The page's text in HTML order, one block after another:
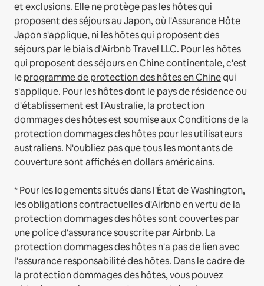
et exclusions. Elle ne protège pas les hôtes qui
proposent des séjours au Japon, où l'Assurance Hôte
Japons'applique, ni les hôtes qui proposent des
séjours par le biais d'Airbnb Travel LLC. Pour les hôtes
qui proposent des séjours en Chine continentale, c'est
leprogramme de protection des hôtes en Chinequi
s'applique. Pour les hôtes dont le pays de résidence ou
d'établissement est l'Australie, la protection
dommages des hôtes est soumise auxConditions de la
protection dommages des hôtes pour les utilisateurs
australiens. N'oubliez pas que tous les montants de
couverture sont affichés en dollars américains.
* Pour les logements situés dans l'État de Washington,
les obligations contractuelles d'Airbnb en vertu de la
protection dommages des hôtes sont couvertes par
une police d'assurance souscrite par Airbnb. La
protection dommages des hôtes n'a pas de lien avec
l'assurance responsabilité des hôtes. Dans le cadre de
la protection dommages des hôtes, vous pouvez